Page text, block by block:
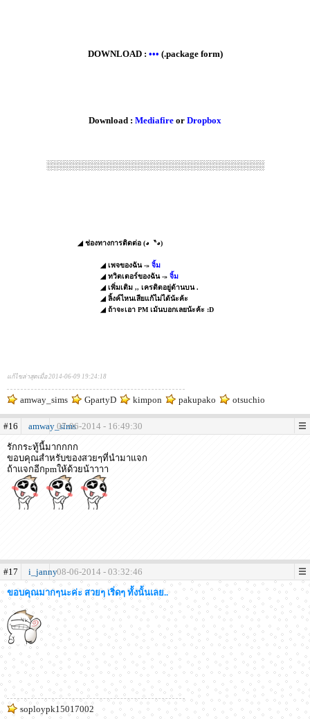
DOWNLOAD : ••• (.package form)
Download : Mediafire or Dropbox
░░░░░░░░░░░░░░░░░░░░░░░░░░░░░░░░░░░
◢ ช่องทางการติดต่อ (◕〝◕)
◢ เพจของฉัน -» จิ้ม
◢ ทวิตเตอร์ของฉัน -» จิ้ม
◢ เพิ่มเติม ,, เครดิตอยู่ด้านบน .
◢ ลิ้งค์ไหนเสียแก้ไม่ได้น้ะค้ะ
◢ ถ้าจะเอา PM เม้นบอกเลยน้ะค้ะ :D
แก้ไขล่าสุดเมื่อ 2014-06-09 19:24:18
amway_sims GpartyD kimpon pakupako otsuchio
#16 amway_sims07-06-2014 - 16:49:30
รักกระทู้นี้มากกกก
ขอบคุณสำหรับของสวยๆที่นำมาแจก
ถ้าแจกอีกpmให้ด้วยน้าาาา
#17 i_janny08-06-2014 - 03:32:46
ขอบคุณมากๆนะค่ะ สวยๆ เริ่ดๆ ทั้งนั้นเลย..
soploypk15017002